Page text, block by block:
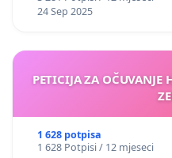
24 Sep 2025
PETICIJA ZA OČUVANJE
1 628 potpisa
1 628 Potpisi / 12 mjeseci